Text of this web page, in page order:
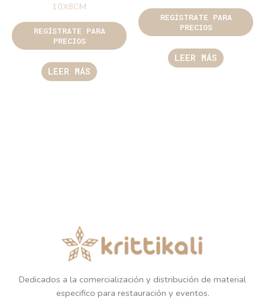
10X8CM
REGÍSTRATE PARA
PRECIOS
LEER MÁS
REGÍSTRATE PARA
PRECIOS
LEER MÁS
Dedicados a la comercialización y distribución de material
especifico para restauración y eventos.